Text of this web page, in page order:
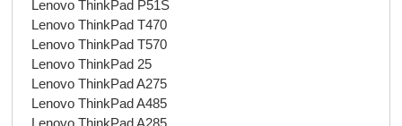
Lenovo ThinkPad P51S
Lenovo ThinkPad T470
Lenovo ThinkPad T570
Lenovo ThinkPad 25
Lenovo ThinkPad A275
Lenovo ThinkPad A485